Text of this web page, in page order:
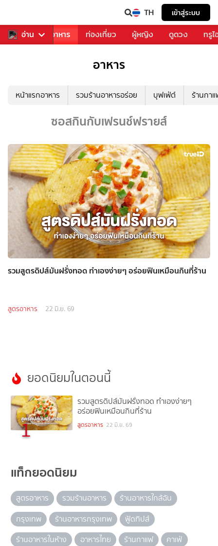
TH เข้าสู่ระบบ
อ่าน
การเพลง อาหาร ท่องเที่ยว ผู้หญิง ดูดวง ทรู
อาหาร
หน้าแรกอาหาร รวมร้านอาหารอร่อย บุฟเฟ่ต์ ร้านกา
ซอสกินกับเฟรนช์ฟรายส์
รวมสูตรดิปส์มันฝรั่งทอด ทำเองง่ายๆ อร่อยฟินเหมือนกินที่ร้าน
สูตรอาหาร 22 มิ.ย. 69
ยอดนิยมในตอนนี้
1
รวมสูตรดิปส์มันฝรั่งทอด ทำเองง่ายๆ
อร่อยฟินเหมือนกินที่ร้าน
สูตรอาหาร 22 มิ.ย. 69
แท็กยอดนิยม
สูตรอาหาร รวมร้านอาหาร
ร้านอาหารใกล้ฉัน
กรุงเทพ
ร้านอาหารกรุงเทพ
ฟู้ดทิปส์
ร้านอาหารในห้าง
อาหารไทย ร้านกาแฟ คาเฟ่